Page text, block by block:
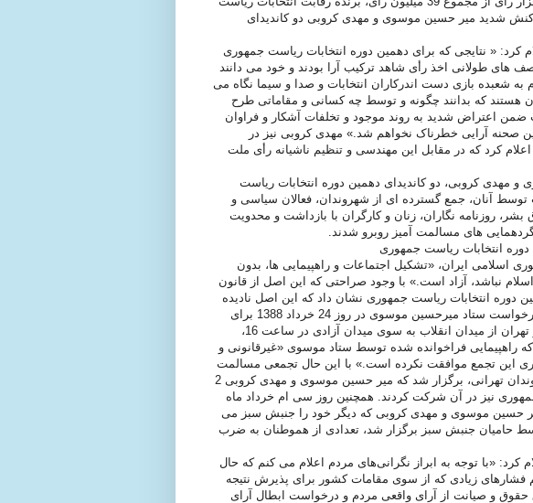
شديد مير حسين موسوی و مهدی کروبی دو کاندیدای
« نتايجی که برای دهمين دوره انتخابات رياست جمهوری
های طولانی اخذ رأی شاهد ترکيب آرا بودند و خود می دانند
شعبده بازی دست اندرکاران انتخابات و صدا و سيما نگاه می
هستند که بدانند چگونه و توسط چه کسانی و مقاماتی طرح
ضمن اعتراض شديد به روند موجود و تخلفات آشکار و فراوان
صحنه آرايی خطرناک نخواهم شد.» مهدی کروبی نیز در
کرد که در مقابل اين مهندسی و تنظيم ناشيانه رأی ملت
مهدی کروبی، دو کاندیدای دهمین دوره انتخابات ریاست
توسط آنان، جمع گسترده ای از شهروندان، فعالان سیاسی و
روزنامه نگاران، زنان و کارگران با بازداشت و محدويت
های مسالمت آميز روبرو شدند.
اساسی جمهوری اسلامی ایران، «تشکیل اجتماعات و راهپیمایی ها، بدون
نباشد، آزاد است.» با وجود صراحتی که این اصل از قانون
دوره انتخابات ریاست جمهوری نشان داد که این اصل نادیده
انگاشته می شود. به گونه ای که در پی درخواست ستاد میرحسین موسوی در روز 24 خرداد 1388 برای
برگزاری یک راهیپیمایی آرام اعتراضی در تهران از میدان انقلاب به سوی میدان آزادی در ساعت 16،
راهپیمایی فراخوانده شده توسط ستاد موسوی «غیرقانونی و
این تجمع موافقت نکرده است.» با این حال تجمعی مسالمت
آمیز با حضور حدود 3 میلیون نفر از شهروندان تهرانی، برگزار شد که میر حسین موسوی و مهدی کروبی 2
نیز در آن شرکت کردند. همچنین روز سی ام خرداد ماه
حسین موسوی و مهدی کروبی که دیگر خود را جنبش سبز می
حامیان جنبش سبز برگزار شد، تعدادی از هموطنان به ضرب
کرد: «با توجه به ابراز نگرانی‌های مردم اعلام می کنم که حال
فشارهای زیادی که از سوی مقامات کشور برای پذیرش نتیجه
حقوق و صیانت از آرای واقعی مردم و درخواست ابطال آرای